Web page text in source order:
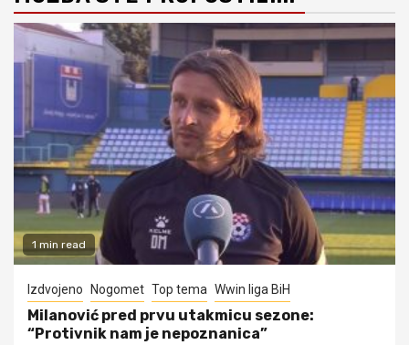
1 min read
Izdvojeno Nogomet Top tema Wwin liga BiH
Milanović pred prvu utakmicu sezone:
“Protivnik nam je nepoznanica”